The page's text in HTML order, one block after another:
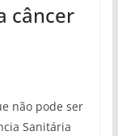
câncer
não pode ser
Sanitária